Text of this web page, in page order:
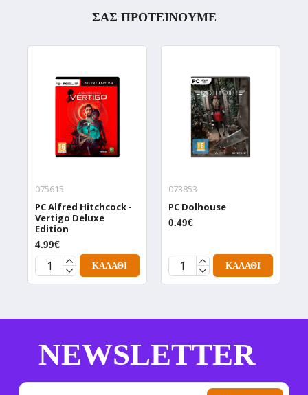
ΣΑΣ ΠΡΟΤΕΙΝΟΥΜΕ
075615
PC Alfred Hitchcock -
Vertigo Deluxe
Edition
4.99€
ΚΑΛΆΘΙ
073853
PC Dolhouse
0.49€
ΚΑΛΆΘΙ
NEWSLETTER